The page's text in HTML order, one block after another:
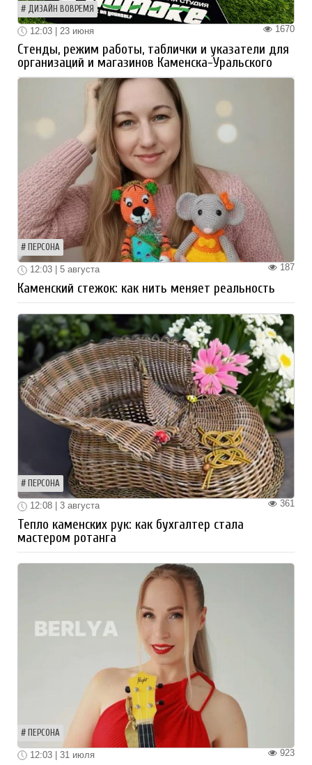
ДИЗАЙН ВОВРЕМЯ
1670
12:03 | 23 июня
Стенды, режим работы, таблички и указатели для
организаций и магазинов Каменска-Уральского
ПЕРСОНА
187
12:03 | 5 августа
Каменский стежок: как нить меняет реальность
ПЕРСОНА
361
12:08 | 3 августа
Тепло каменских рук: как бухгалтер стала
мастером ротанга
ПЕРСОНА
923
12:03 | 31 июля